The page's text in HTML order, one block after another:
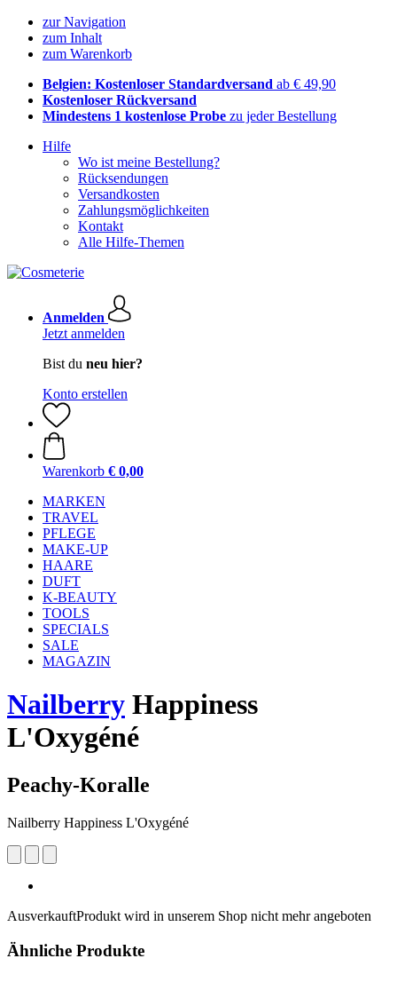
zur Navigation
zum Inhalt
zum Warenkorb
Belgien: Kostenloser Standardversand ab € 49,90
Kostenloser Rückversand
Mindestens 1 kostenlose Probe zu jeder Bestellung
Hilfe
Wo ist meine Bestellung?
Rücksendungen
Versandkosten
Zahlungsmöglichkeiten
Kontakt
Alle Hilfe-Themen
Anmelden
Jetzt anmelden
Bist du neu hier?
Konto erstellen
Warenkorb € 0,00
MARKEN
TRAVEL
PFLEGE
MAKE-UP
HAARE
DUFT
K-BEAUTY
TOOLS
SPECIALS
SALE
MAGAZIN
Nailberry Happiness
L'Oxygéné
Peachy-Koralle
Nailberry Happiness L'Oxygéné
AusverkauftProdukt wird in unserem Shop nicht mehr angeboten
Ähnliche Produkte